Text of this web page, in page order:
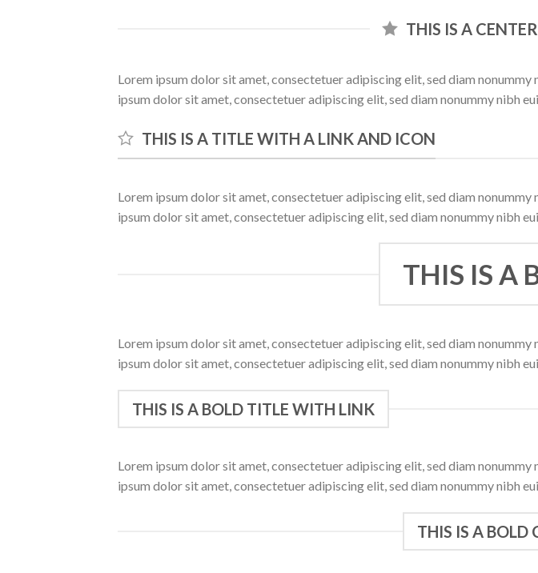
THIS IS A
Lorem ipsum dolor sit amet, consectetuer adipiscing elit, sed diam
ipsum dolor sit amet, consectetuer adipiscing elit, sed diam nonummy nibh
THIS IS A TITLE WITH A LINK AND ICON
Lorem ipsum dolor sit amet, consectetuer adipiscing elit, sed diam
ipsum dolor sit amet, consectetuer adipiscing elit, sed diam nonummy nibh
THIS IS A
Lorem ipsum dolor sit amet, consectetuer adipiscing elit, sed diam
ipsum dolor sit amet, consectetuer adipiscing elit, sed diam nonummy nibh
THIS IS A BOLD TITLE WITH LINK
Lorem ipsum dolor sit amet, consectetuer adipiscing elit, sed diam
ipsum dolor sit amet, consectetuer adipiscing elit, sed diam nonummy nibh
THIS IS A BOLD